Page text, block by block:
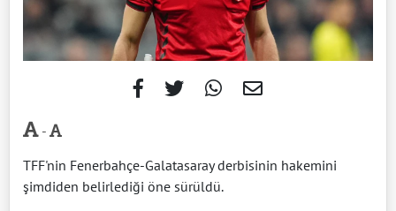
-
TFF'nin Fenerbahçe-Galatasaray derbisinin hakemini
şimdiden belirlediği öne sürüldü.